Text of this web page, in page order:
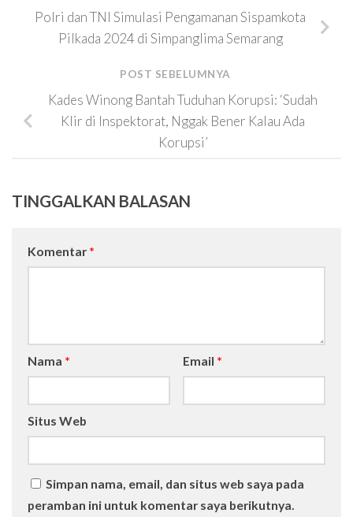
Polri dan TNI Simulasi Pengamanan Sispamkota
Pilkada 2024 di Simpanglima Semarang
POST SEBELUMNYA
Kades Winong Bantah Tuduhan Korupsi: ‘Sudah
Klir di Inspektorat, Nggak Bener Kalau Ada
Korupsi’
TINGGALKAN BALASAN
Komentar *
Nama * Email *
Situs Web
Simpan nama, email, dan situs web saya pada
peramban ini untuk komentar saya berikutnya.